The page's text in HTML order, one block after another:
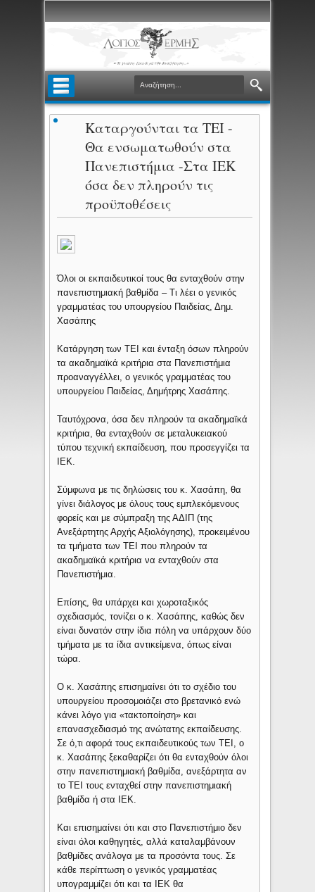
Καταργούνται τα ΤΕΙ -
Θα ενσωματωθούν στα
Πανεπιστήμια -Στα ΙΕΚ
όσα δεν πληρούν τις
προϋποθέσεις
Όλοι οι εκπαιδευτικοί τους θα ενταχθούν στην
πανεπιστημιακή βαθμίδα – Τι λέει ο γενικός
γραμματέας του υπουργείου Παιδείας, Δημ.
Χασάπης
Κατάργηση των ΤΕΙ και ένταξη όσων πληρούν
τα ακαδημαϊκά κριτήρια στα Πανεπιστήμια
προαναγγέλλει, ο γενικός γραμματέας του
υπουργείου Παιδείας, Δημήτρης Χασάπης.
Ταυτόχρονα, όσα δεν πληρούν τα ακαδημαϊκά
κριτήρια, θα ενταχθούν σε μεταλυκειακού
τύπου τεχνική εκπαίδευση, που προσεγγίζει τα
ΙΕΚ.
Σύμφωνα με τις δηλώσεις του κ. Χασάπη, θα
γίνει διάλογος με όλους τους εμπλεκόμενους
φορείς και με σύμπραξη της ΑΔΙΠ (της
Ανεξάρτητης Αρχής Αξιολόγησης), προκειμένου
τα τμήματα των ΤΕΙ που πληρούν τα
ακαδημαϊκά κριτήρια να ενταχθούν στα
Πανεπιστήμια.
Επίσης, θα υπάρχει και χωροταξικός
σχεδιασμός, τονίζει ο κ. Χασάπης, καθώς δεν
είναι δυνατόν στην ίδια πόλη να υπάρχουν δύο
τμήματα με τα ίδια αντικείμενα, όπως είναι
τώρα.
Ο κ. Χασάπης επισημαίνει ότι το σχέδιο του
υπουργείου προσομοιάζει στο βρετανικό ενώ
κάνει λόγο για «τακτοποίηση» και
επανασχεδιασμό της ανώτατης εκπαίδευσης.
Σε ό,τι αφορά τους εκπαιδευτικούς των ΤΕΙ, ο
κ. Χασάπης ξεκαθαρίζει ότι θα ενταχθούν όλοι
στην πανεπιστημιακή βαθμίδα, ανεξάρτητα αν
το ΤΕΙ τους ενταχθεί στην πανεπιστημιακή
βαθμίδα ή στα ΙΕΚ.
Και επισημαίνει ότι και στο Πανεπιστήμιο δεν
είναι όλοι καθηγητές, αλλά καταλαμβάνουν
βαθμίδες ανάλογα με τα προσόντα τους. Σε
κάθε περίπτωση ο γενικός γραμματέας
υπογραμμίζει ότι και τα ΙΕΚ θα